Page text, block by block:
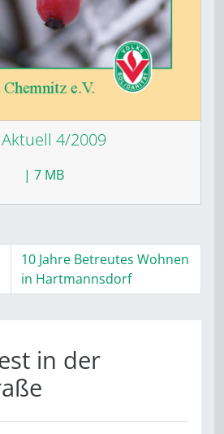
Aktuell 4/2009
| 7 MB
10 Jahre Betreutes Wohnen
in Hartmannsdorf
in der